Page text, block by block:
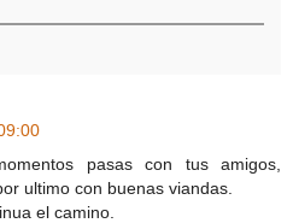
pasas con tus amigos,
ultimo con buenas viandas.
el camino.